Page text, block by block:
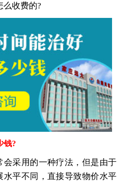
么收费的?
钱?
采用的一种疗法，但是由于
平不同，直接导致物价水平